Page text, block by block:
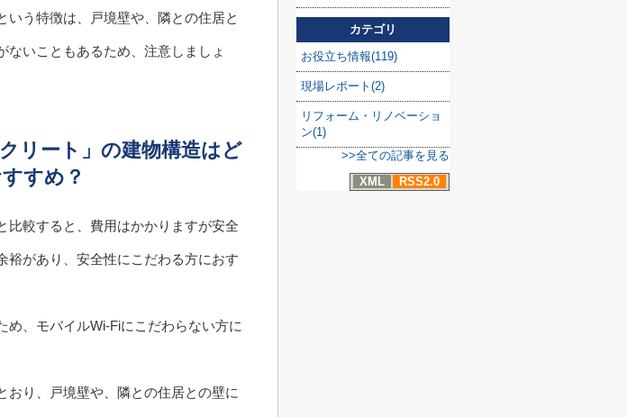
いう特徴は、戸境壁や、隣との住居と
ないこともあるため、注意しましょ
クリート」の建物構造はど
すめ？
比較すると、費用はかかりますが安全
裕があり、安全性にこだわる方におす
め、モバイルWi-Fiにこだわらない方に
おり、戸境壁や、隣との住居との壁に
カテゴリ
お役立ち情報(119)
現場レポート(2)
リフォーム・リノベーショ
ン(1)
>>全ての記事を見る
XML
RSS2.0